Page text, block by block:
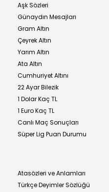
Aşk Sözleri
Günaydın Mesajları
Gram Altın
Çeyrek Altın
Yarım Altın
Ata Altın
Cumhuriyet Altını
22 Ayar Bilezik
1 Dolar Kaç TL
1 Euro Kaç TL
Canlı Maç Sonuçları
Süper Lig Puan Durumu
Atasözleri ve Anlamları
Türkçe Deyimler Sözlüğü